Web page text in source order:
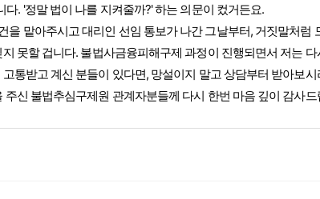
. '정말 법이 나를 지켜줄까?' 하는 의문이 컸거든요.
을 맡아주시고 대리인 선임 통보가 나간 그날부터, 거짓말처
못할 겁니다. 불법사금융피해구제 과정이 진행되면서 저는
통받고 계신 분들이 있다면, 망설이지 말고 상담부터 받아보
주신 불법추심구제원 관계자분들께 다시 한번 마음 깊이 감사드